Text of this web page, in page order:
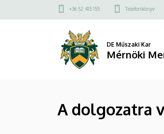
dolgozatra
vonatkozó
a
Felső
menü
+36 52 415 155 Telefonkönyv
DE Műszaki Kar
Mérnöki
A dolgozatra